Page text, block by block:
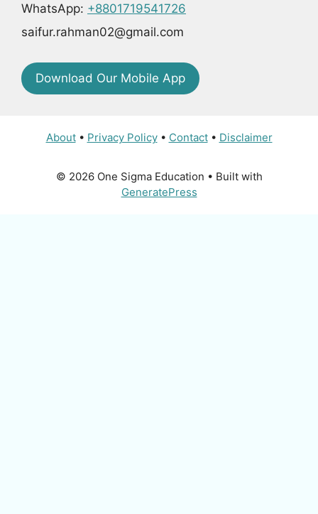
WhatsApp: +8801719541726
saifur.rahman02@gmail.com
Download Our Mobile App
About• Privacy Policy• Contact• Disclaimer
© 2026 One Sigma Education • Built with
GeneratePress